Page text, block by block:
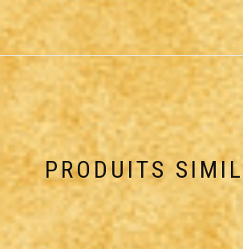
PRODUITS